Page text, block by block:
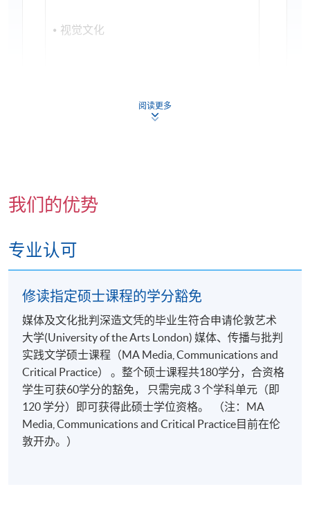
视觉文化
阅读更多
我们的优势
专业认可
修读指定硕士课程的学分豁免
媒体及文化批判深造文凭的毕业生符合申请伦敦艺术
大学(University of the Arts London) 媒体、传播与批判
实践文学硕士课程（MA Media, Communications and
Critical Practice） 。整个硕士课程共180学分，合资格
学生可获60学分的豁免， 只需完成 3 个学科单元（即
120 学分）即可获得此硕士学位资格。 （注：MA
Media, Communications and Critical Practice目前在伦
敦开办。）